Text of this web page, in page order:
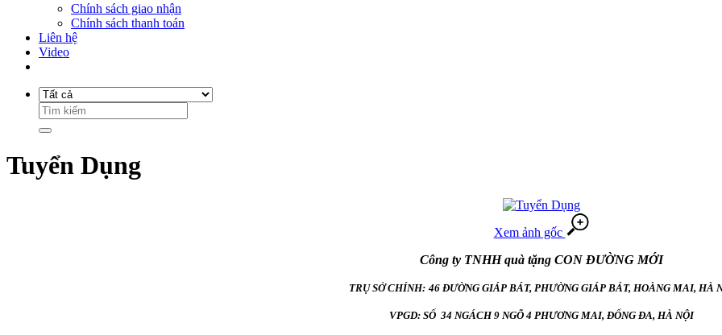
Chính sách giao nhận
Chính sách thanh toán
Liên hệ
Video
Tuyển Dụng
Xem ảnh gốc
Công ty TNHH quà tặng CON ĐƯỜNG MỚI
TRỤ SỞ CHÍNH: 46 ĐƯỜNG GIÁP BÁT, PHƯỜNG GIÁP BÁT, HOÀNG MAI, HÀ
VPGD: SỐ 34 NGÁCH 9 NGÕ 4 PHƯƠNG MAI, ĐỐNG ĐA, HÀ NỘI